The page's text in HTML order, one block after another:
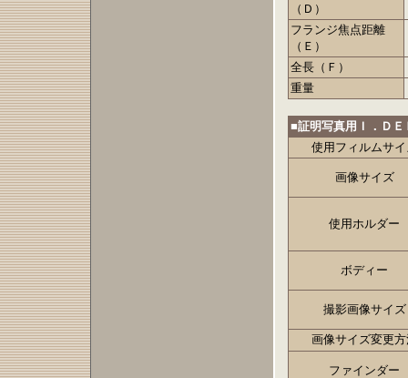
（Ｄ）
フランジ焦点距離
（Ｅ）
全長（Ｆ）
重量
■証明写真用Ｉ．ＤＥ
使用フィルムサイ
画像サイズ
使用ホルダー
ボディー
撮影画像サイズ
画像サイズ変更方
ファインダー